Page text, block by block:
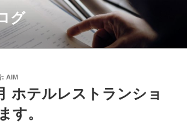
グ
: AIM
ホテルレストランショ
す。